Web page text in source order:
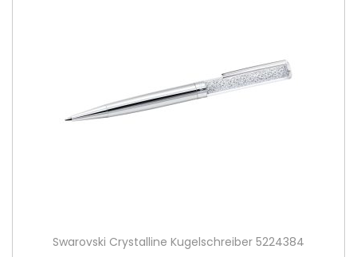
Swarovski Crystalline Kugelschreiber 5224384